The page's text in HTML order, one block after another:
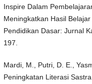
Inspire Dalam
Meningkatkan Hasil
Pendidikan Dasar: Jurnal
197.
Mardi, M., Putri, D. E.,
Peningkatan Literasi